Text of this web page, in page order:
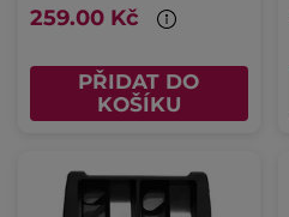
259.00 Kč
PŘIDAT DO
KOŠÍKU